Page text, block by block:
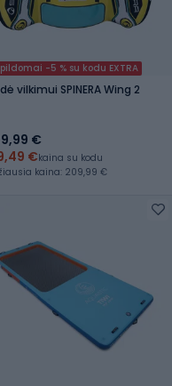
-5 % su kodu EXTRA
vilkimui SPINERA Wing 2
€
€kaina su kodu
kaina: 209,99 €